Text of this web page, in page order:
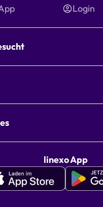
Login
linexo App
Google